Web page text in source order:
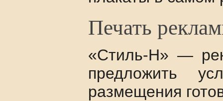
Печать
«Стиль-Н» —
предложить
размещения